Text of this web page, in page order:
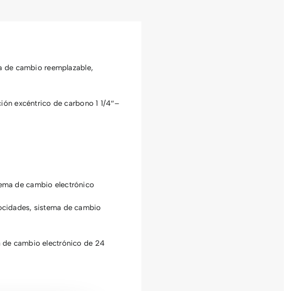
de cambio reemplazable,
excéntrico de carbono 1 1/4″–
de cambio electrónico
sistema de cambio
de cambio electrónico de 24